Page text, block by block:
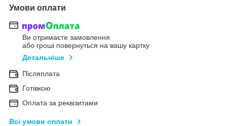
Умови оплати
Ви отримаєте замовлення
або гроші повернуться на вашу картку
Детальніше
Післяплата
Готівкою
Оплата за реквізитами
Всі умови оплати